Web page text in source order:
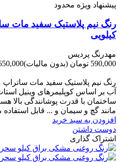
پیشنهاد ویژه محدود
کیلویی
مهدرنگ پردیس
590,000 تومان
(بدون مالیات)650,000
رنگ نیم پلاستیک سفید مات
آب بر اساس کوپلیمرهای وینیل
ساختمان با قدرت پوشانندگی
مانند گچ و سیمان و ... قابل
افزودن به سبد خرید
دوست داشتن
اشتراک گذاری